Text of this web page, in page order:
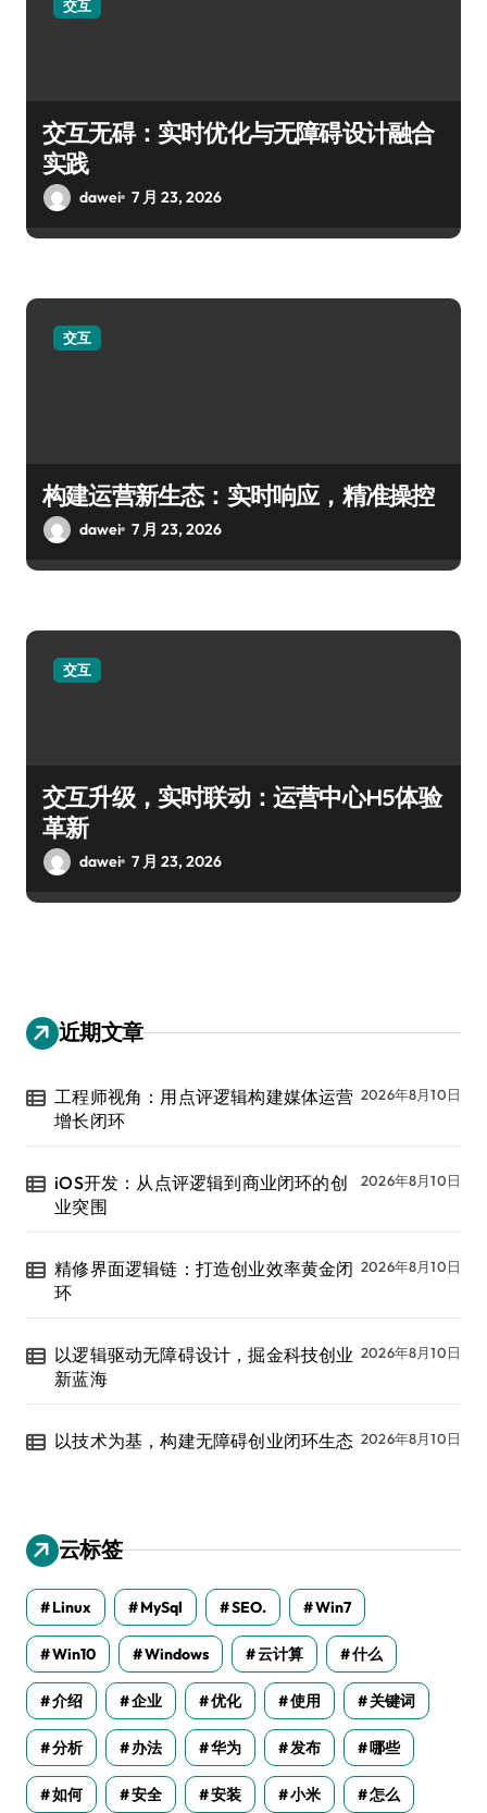
交互
交互无碍：实时优化与无障碍设计融合
实践
dawei 7 月 23, 2026
交互
构建运营新生态：实时响应，精准操控
dawei 7 月 23, 2026
交互
交互升级，实时联动：运营中心H5体验
革新
dawei 7 月 23, 2026
近期文章
工程师视角：用点评逻辑构建媒体运营
增长闭环
2026年8月10日
iOS开发：从点评逻辑到商业闭环的创
业突围
2026年8月10日
精修界面逻辑链：打造创业效率黄金闭
环
2026年8月10日
以逻辑驱动无障碍设计，掘金科技创业
新蓝海
2026年8月10日
以技术为基，构建无障碍创业闭环生态 2026年8月10日
云标签
Linux MySql SEO. Win7
Win10 Windows 云计算 什么
介绍 企业 优化 使用 关键词
分析 办法 华为 发布 哪些
如何 安全 安装 小米 怎么